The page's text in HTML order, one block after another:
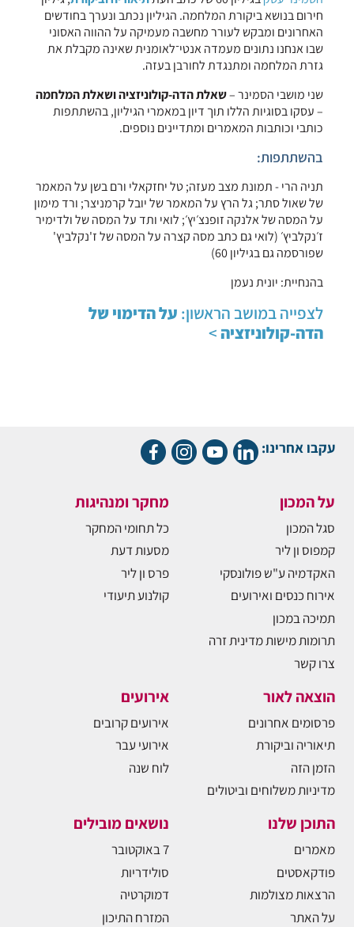
חירום בנושא ביקורת המלחמה. הגיליון נכתב ונערך בחודשים
האחרונים ומבקש לעורר מחשבה מעמיקה על ההווה האסוני
שבו אנחנו נתונים מעמדה אנטי־לאומנית שאינה מקבלת את
גזרת המלחמה ומתנגדת לחורבן בעזה.
שני מושבי הסמינר –שאלת הדה-קולוניזציה ושאלת המלחמה
– עסקו בסוגיות הללו תוך דיון במאמרי הגיליון, בהשתתפות
כותבי וכותבות המאמרים ומתדיינים נוספים.
בהשתתפות:
תניה הרי - תמונת מצב מעזה; טל יחזקאלי ורם בשן על המאמר
של שאול סתר; גל הרץ על המאמר של יובל קרמניצר; ורד מימון
על המסה של אלנקה זופנצ׳יץ׳; לואי ותד על המסה של ולדימיר
ז׳נקלביץ׳ (לואי גם כתב מסה קצרה על המסה של ז'נקלביץ'
שפורסמה גם בגיליון 60)
בהנחיית: יונית נעמן
לצפייה במושב הראשון: על הדימוי של
הדה-קולוניזציה>
עקבו אחרינו:
על המכון
סגל המכון
קמפוס ון ליר
האקדמיה ע"ש פולונסקי
אירוח כנסים ואירועים
תמיכה במכון
תרומות מישות מדינית זרה
צרו קשר
מחקר ומנהיגות
כל תחומי המחקר
מסעות דעת
פרס ון ליר
קולנוע תיעודי
הוצאה לאור
פרסומים אחרונים
תיאוריה וביקורת
הזמן הזה
מדיניות משלוחים וביטולים
אירועים
אירועים קרובים
אירועי עבר
לוח שנה
התוכן שלנו
מאמרים
פודקאסטים
הרצאות מצולמות
על האתר
נושאים מובילים
7 באוקטובר
סולידריות
דמוקרטיה
המזרח התיכון